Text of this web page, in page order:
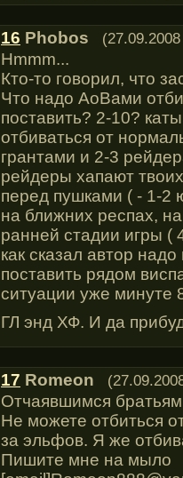
16 Phobos
Hmmm...
Кто-то говорил, что
Что надо АоВами
поставить? 2-10?
отбиваться от
грантами и 2-3
рейдеры хапают
перед пушками ( - 1-2
на ближних респах,
ранней стадии игры
как сказал автор
поставить рядом
ситуации уже минуте
ГЛ энд ХФ. И да
17 Romeon
Отчаявшимся
Не можете отбиться
за эльфов. Я же
Пишите мне на мыло